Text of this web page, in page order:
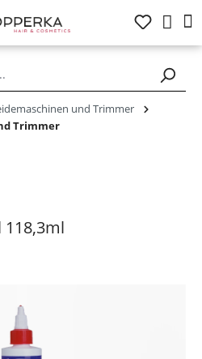
und Trimmer
Trimmer